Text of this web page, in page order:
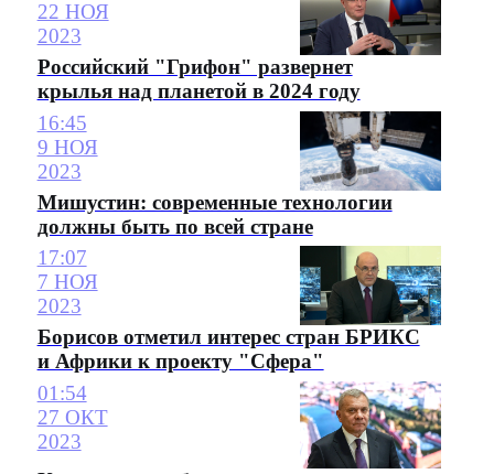
22 НОЯ
2023
Российский "Грифон" развернет
крылья над планетой в 2024 году
16:45
9 НОЯ
2023
Мишустин: современные технологии
должны быть по всей стране
17:07
7 НОЯ
2023
Борисов отметил интерес стран БРИКС
и Африки к проекту "Сфера"
01:54
27 ОКТ
2023